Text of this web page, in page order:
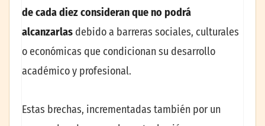
de cada diez consideran que no podrá
alcanzarlas debido a barreras sociales, culturales
o económicas que condicionan su desarrollo
académico y profesional.
Estas brechas, incrementadas también por un